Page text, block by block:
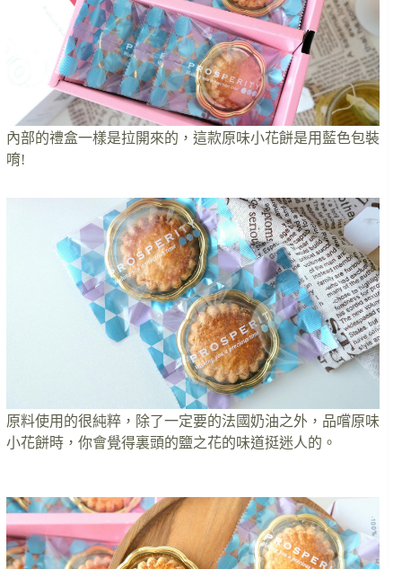
內部的禮盒一樣是拉開來的，這款原味小花餅是用藍色包裝
唷!
原料使用的很純粹，除了一定要的法國奶油之外，品嚐原味
小花餅時，你會覺得裏頭的鹽之花的味道挺迷人的。